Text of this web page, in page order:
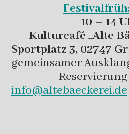
10 – 14
Kulturcafé „Alte
Sportplatz 3, 02747
gemeinsamer
info@altebaeckerei.de